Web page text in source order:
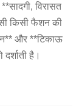
विरासत
किसी फैशन की
और **टिकाऊ
है।